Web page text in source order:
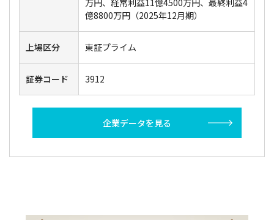
万円、経常利益11億4500万円、最終利益4
億8800万円（2025年12月期）
上場区分 東証プライム
証券コード 3912
企業データを見る